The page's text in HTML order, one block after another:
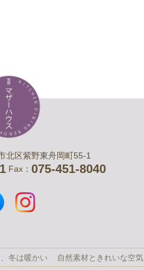
区紫野東舟岡町55-1
Fax： 075-451-8040
冬は暖かい 自然素材ときれいな空気